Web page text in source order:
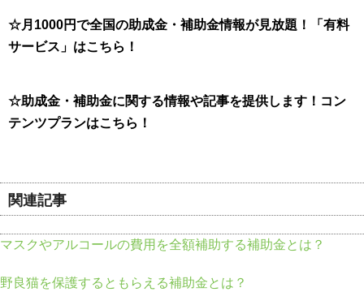
☆月1000円で全国の助成金・補助金情報が見放題！「有料
サービス」はこちら！
☆助成金・補助金に関する情報や記事を提供します！コン
テンツプランはこちら！
関連記事
マスクやアルコールの費用を全額補助する補助金とは？
野良猫を保護するともらえる補助金とは？